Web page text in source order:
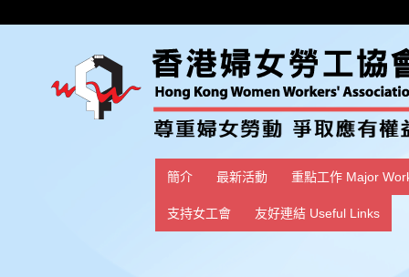
簡介 最新活動 重點工作 Major
支持女工會 友好連結 Useful Links